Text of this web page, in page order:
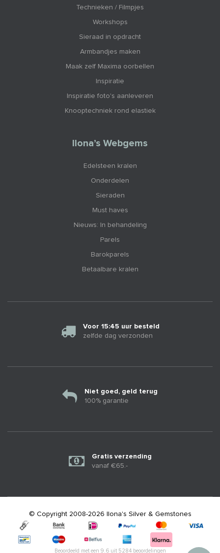
Technieken / Filmpjes
Workshops
Sieraad in opdracht
Armbandjes maken
Maak zelf Maxima oorbellen
Inspiratie
Inspiratie foto's aanleveren
Knooptechniek rond elastiek
Ilona’s Webgems
Edelsteen kralen
Onderdelen
Sieraden
Must haves
Nieuws: In behandeling
Parels
Barokparels
Betaalbare kralen
Voor 15:45 uur besteld
zelfde dag verzonden
Niet goed, geld terug
100% garantie
Gratis verzending
vanaf €65.-
© Copyright 2008-2026 Ilona's Silver & Gemstones
Beoordeeld met een 9.6uit 5284beoordelingen